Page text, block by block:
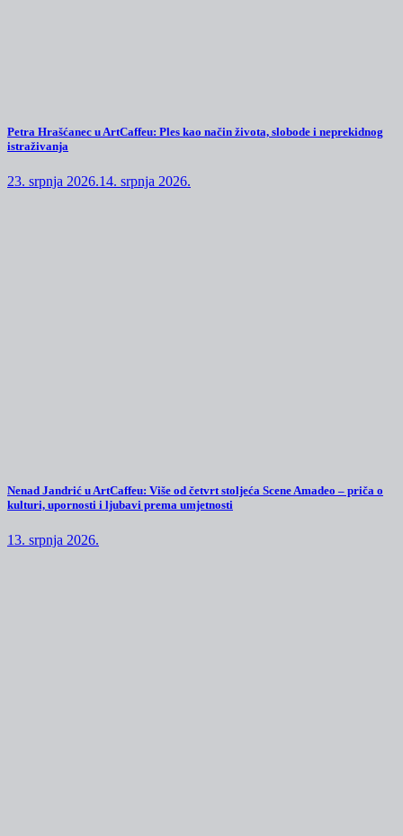
Petra Hrašćanec u ArtCaffeu: Ples kao način života, slobode i neprekidnog
istraživanja
23. srpnja 2026.14. srpnja 2026.
Nenad Jandrić u ArtCaffeu: Više od četvrt stoljeća Scene Amadeo – priča o
kulturi, upornosti i ljubavi prema umjetnosti
13. srpnja 2026.